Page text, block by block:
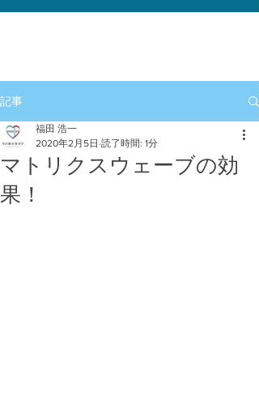
記事
マトリクスウェーブの効
果！
福田 浩一
2020年2月5日 読了時間: 1分